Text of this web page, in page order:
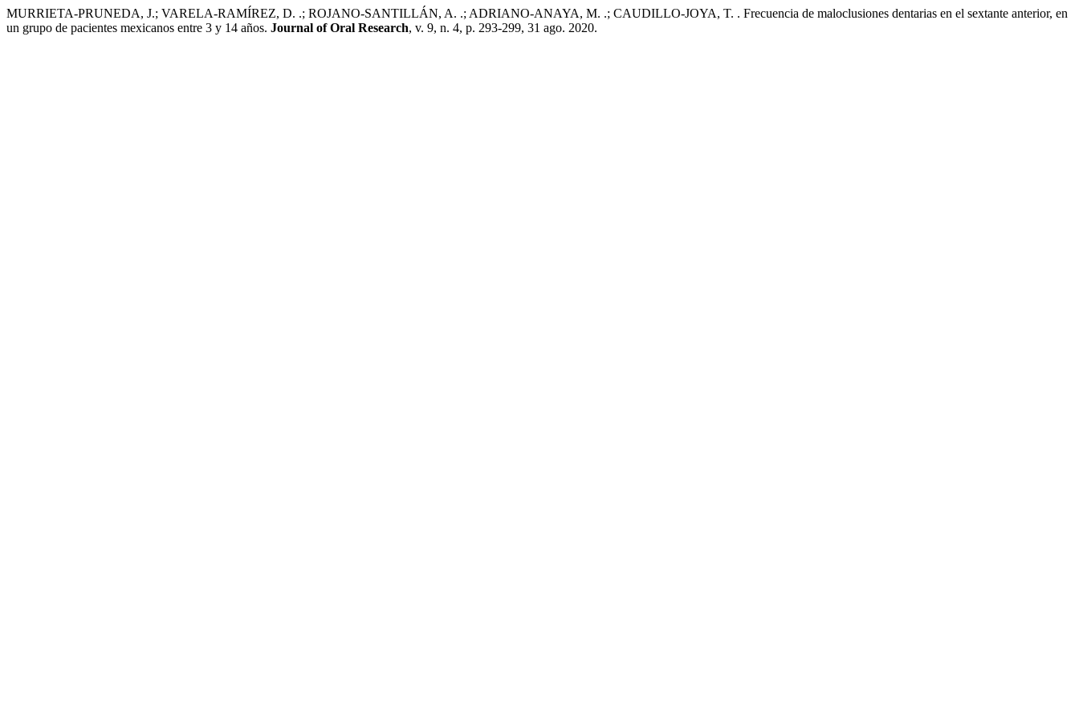
MURRIETA-PRUNEDA, J.; VARELA-RAMÍREZ, D. .; ROJANO-SANTILLÁN, A. .; ADRIANO-ANAYA, M. .; CAUDILLO-JOYA, T. . Frecuencia de maloclusiones dentarias en el sextante anterior, en
un grupo de pacientes mexicanos entre 3 y 14 años. Journal of Oral Research, v. 9, n. 4, p. 293-299, 31 ago. 2020.